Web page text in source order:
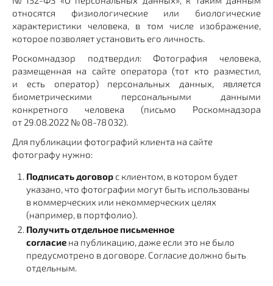
относятся физиологические или биологические
характеристики человека, в том числе изображение,
которое позволяет установить его личность.
Роскомнадзор подтвердил: Фотография человека,
размещенная на сайте оператора (тот кто разместил,
и есть оператор) персональных данных, является
биометрическими персональными данными
конкретного человека (письмо Роскомнадзора
от 29.08.2022 № 08-78 032).
Для публикации фотографий клиента на сайте
фотографу нужно:
Подписать договорс клиентом, в котором будет
указано, что фотографии могут быть использованы
в коммерческих или некоммерческих целях
(например, в портфолио).
Получить отдельное письменное
согласиена публикацию, даже если это не было
предусмотрено в договоре. Согласие должно быть
отдельным.